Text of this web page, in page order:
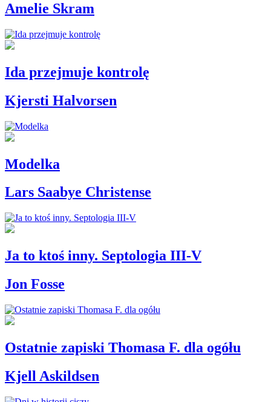
Amelie Skram
Ida przejmuje kontrolę
Kjersti Halvorsen
Modelka
Lars Saabye Christense
Ja to ktoś inny. Septologia III-V
Jon Fosse
Ostatnie zapiski Thomasa F. dla ogółu
Kjell Askildsen